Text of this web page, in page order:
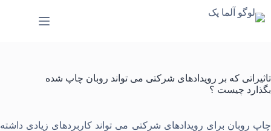
به
تاثیراتی که بر رویدادهای شرکتی می تواند روبان چاپ شده
بگذارد چیست ؟
چاپ روبان برای رویدادهای شرکتی می تواند کاربردهای زیادی داشته